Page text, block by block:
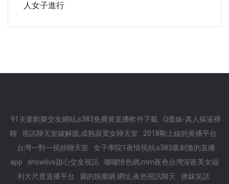
人女子進行
91夫妻歡樂交友網站,s383免費黃直播軟件下載
Q臺妹-真人摳逼裸
聊
視訊聊天室破解版,成熟寂寞女聊天室
2018剛上線的黃播平台
台灣一對一視頻聊天室
女子學院1夜情視頻,s383最刺激的直播
app
showlive甜心交友視訊
嘟嘟情色網,mm夜色台灣深夜美女福
利大尺度直播平台
麗的娛樂網 網址,夜色視訊聊天
撩妺笑話